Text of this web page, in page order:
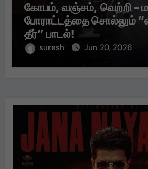
கோபம், வஞ்சம், வெற்றி –
போராட்டத்தை சொல்லும்
தீர்” பாடல்!
suresh Jun 20, 2026